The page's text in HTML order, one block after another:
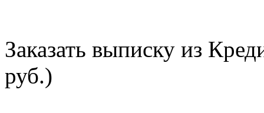
Заказать выписку из
руб.)